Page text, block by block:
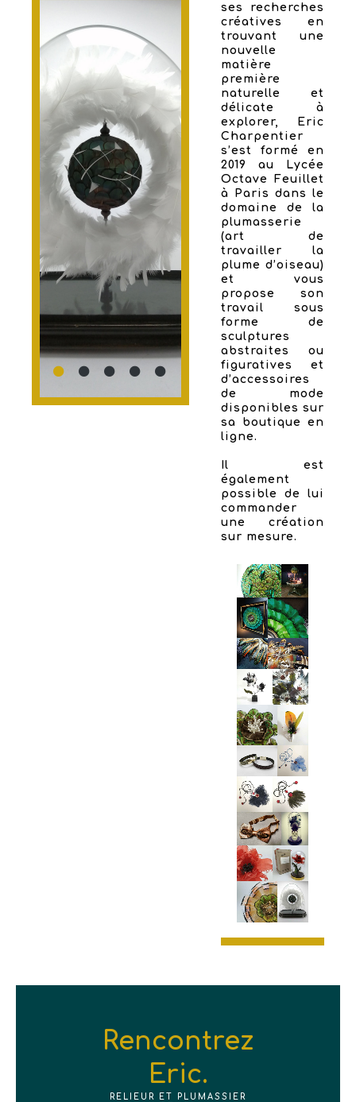
ses recherches
créatives en
trouvant une
nouvelle
matière
première
naturelle et
délicate à
explorer, Eric
Charpentier
s’est formé en
2019 au Lycée
Octave Feuillet
à Paris dans le
domaine de la
plumasserie
(art de
travailler la
plume d’oiseau)
et vous
propose son
travail sous
forme de
sculptures
abstraites ou
figuratives et
d’accessoires
de mode
disponibles sur
sa boutique en
ligne.
Il est
également
possible de lui
commander
une création
sur mesure.
Rencontrez
Eric.
RELIEUR ET PLUMASSIER